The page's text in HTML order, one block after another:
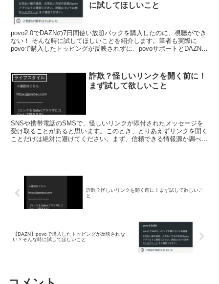
に試してほしいこと
povo2.0でDAZNの7日間使い放題パックを購入したのに、視聴ができ
ない！ そんな時に試してほしいことを紹介します。筆者も実際に
povoで購入したトッピングが反映されずに、povoサポートとDAZNサ
ライフスタイル
詐欺？怪しいリンクを開く前に！
まず試して欲しいこと
SNSや携帯電話のSMSで、怪しいリンクが添付されたメッセージを
受け取ることがあると思います。このとき、とりあえずリンクを開く
ことだけは絶対に避けてください。まず、信頼できる情報源か調べま
詐欺？怪しいリンクを開く前に！まず試して欲しいこ
と
【DAZN】povoで購入したトッピングが反映されな
い？そんな時に試してほしいこと